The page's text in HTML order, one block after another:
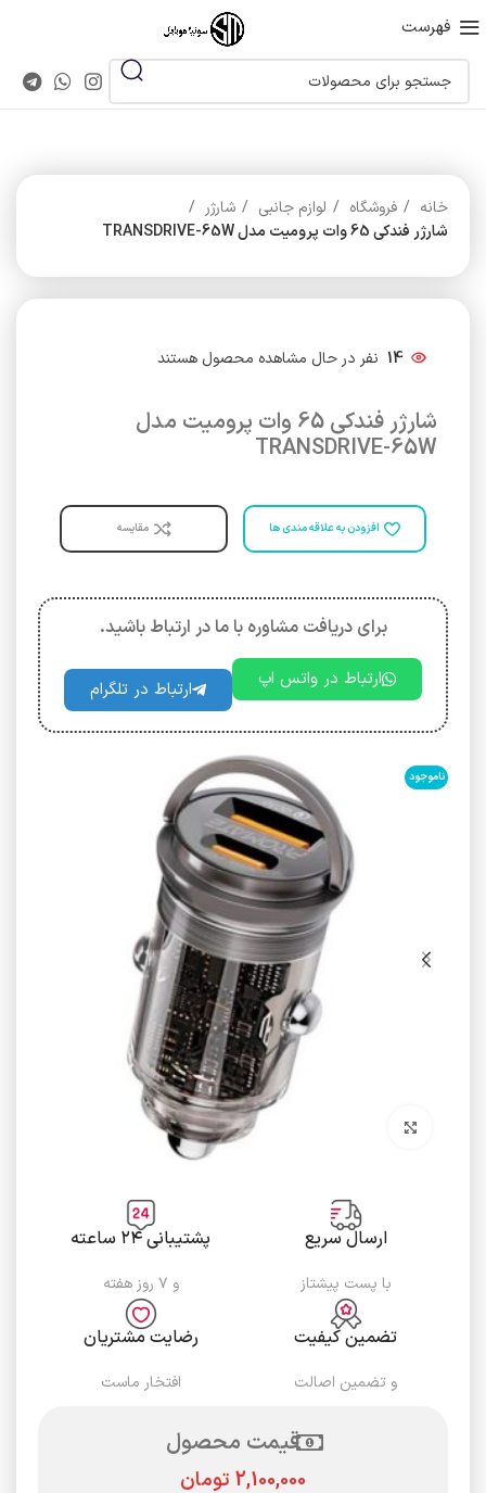
فهرست
خانه فروشگاه لوازم جانبی
شارژر
شارژر فندکی 65 وات پرومیت مدل TRANSDRIVE-65W
14 نفر در حال مشاهده محصول هستند
شارژر فندکی 65 وات پرومیت مدل
TRANSDRIVE-65W
افزودن به علاقه مندی ها مقایسه
برای دریافت مشاوره با ما در ارتباط باشید.
ارتباط در واتس اپ ارتباط در تلگرام
ناموجود
برای بزرگنمایی کلیک کنید
ارسال سریع
با پست پیشتاز
پشتیبانی ۲۴ ساعته
و ۷ روز هفته
تضمین کیفیت
و تضمین اصالت
رضایت مشتریان
افتخار ماست
قیمت محصول
تومان